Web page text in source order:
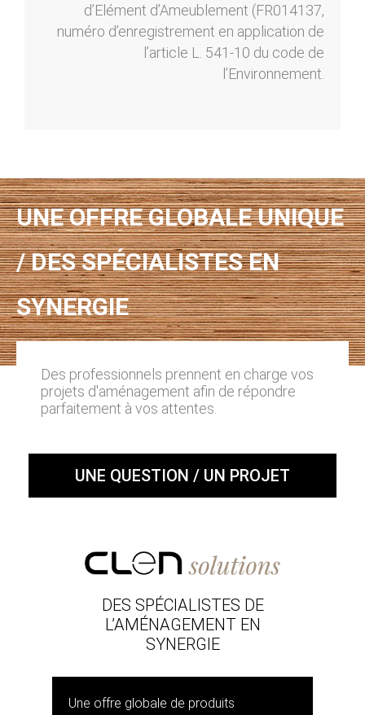
d’Elément d’Ameublement (FR014137,
numéro d’enregistrement en application de
l’article L. 541-10 du code de
l’Environnement.
UNE OFFRE GLOBALE UNIQUE
/ DES SPÉCIALISTES EN
SYNERGIE
Des professionnels prennent en charge vos
projets d'aménagement afin de répondre
parfaitement à vos attentes.
UNE QUESTION / UN PROJET
DES SPÉCIALISTES DE
L’AMÉNAGEMENT EN
SYNERGIE
Une offre globale de produits